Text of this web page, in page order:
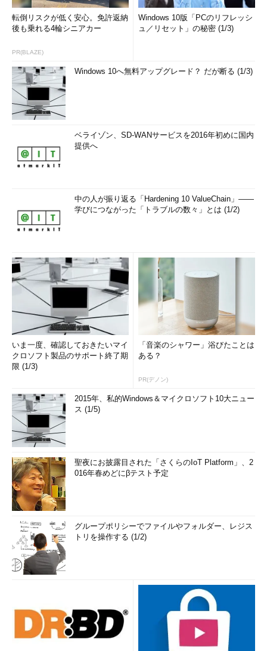
す
-r コンピューターをシャットダウンして
-a システム シャットダウンを中止します
するリモート コン
ピュータの名前です
-t xx シャットダウンのタイムアウトを xx
秒に設定
します
-c "コメント" シャットダウンのコメントです
(127 文字まで)
-d [u][p]:xx:yy シャットダウンの理由コードです
u = ユーザー コード
p = 計画されたシャットダウンのコード
yy = 重大ではない理由コード (65535
以下の正の
整数)
Windows 2000のResource Kit版と違い、GUI画面を表示させ
るには「-i」オプションを指定する。
例えばこのコマンドを使って、リモートのコンピューターをシ
ャットダウンさせるためには、次のようにパラメーターを指定す
る。
C:\>shutdown -s -m \\server01 -c "システムをシャットダウ
ンします"
「-s」はシャットダウンするという意味、「-m \\server01」は
ットダウン先のコンピューターに表示させるメッセージである。
「-s」の代わりに「-r」を指定すると、システムを再起動させる
ことができる。また「-t 数字」を指定すると、指定された時間だ
け待ってからシャットダウンさせることができる（デフォルトは
30秒）。また「-d」オプションを使って、イベントログに記録
するシャットダウンの事由コードを指定することもできる。
●シャットダウン時に表示されるメッセージ
以上いずれの方法を使っても、リモートのシステムをシャット
転倒リスクが低く安心。免許返納
後も乗れる4輪シニアカー
PR(BLAZE)
Windows 10版「PCのリフレッシ
ュ／リセット」の秘密 (1/3)
Windows 10へ無料アップグレード？ だが断る (1/3)
ベライゾン、SD-WANサービスを2016年初めに国内
提供へ
中の人が振り返る「Hardening 10 ValueChain」――
学びにつながった「トラブルの数々」とは (1/2)
いま一度、確認しておきたいマイ
クロソフト製品のサポート終了期
限 (1/3)
「音楽のシャワー」浴びたことは
ある？
PR(デノン)
2015年、私的Windows＆マイクロソフト10大ニュー
ス (1/5)
聖夜にお披露目された「さくらのIoT Platform」、2
016年春めどにβテスト予定
グループポリシーでファイルやフォルダー、レジス
トリを操作する (1/2)